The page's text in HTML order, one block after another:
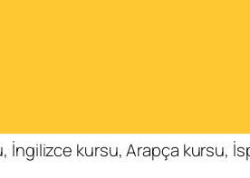
İngilizce kursu, Arapça kursu,